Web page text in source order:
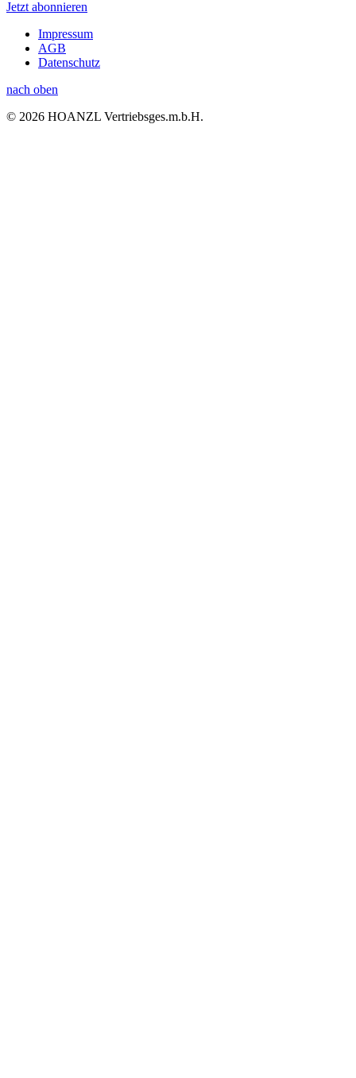
Jetzt abonnieren
Impressum
AGB
Datenschutz
nach oben
© 2026 HOANZL Vertriebsges.m.b.H.